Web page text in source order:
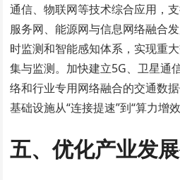
通信、物联网等技术综合应用，
服务网、能源网与信息网络融合
时监测和智能感知体系，实现重
集与监测。加快建立5G、卫星通
络和行业专用网络融合的交通数
基础设施从“连接提速”到“算力增效
五、优化产业发